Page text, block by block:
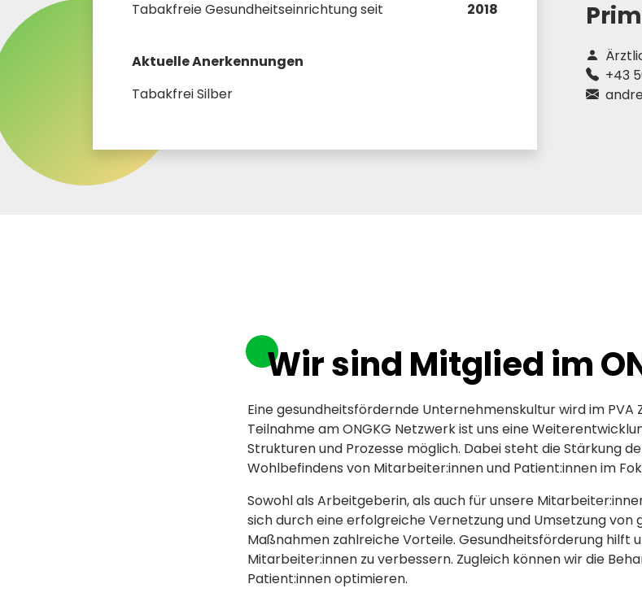
Tabakfreie Gesundheitseinrichtung seit 2018
Aktuelle Anerkennungen
Tabakfrei Silber
+43
Wir sind Mitglied im
Eine gesundheitsfördernde Unternehmenskultur wird im PVA
Teilnahme am ONGKG Netzwerk ist uns eine
Strukturen und Prozesse möglich. Dabei steht die Stärkung
Wohlbefindens von Mitarbeiter:innen und Patient:innen im
Sowohl als Arbeitgeberin, als auch für unsere
sich durch eine erfolgreiche Vernetzung und Umsetzung von
Maßnahmen zahlreiche Vorteile. Gesundheitsförderung hilft
Mitarbeiter:innen zu verbessern. Zugleich können wir die
Patient:innen optimieren.